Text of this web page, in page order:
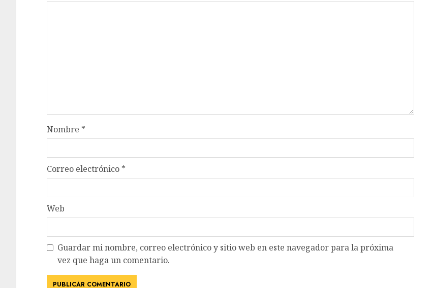
Nombre *
Correo electrónico *
Web
Guardar mi nombre, correo electrónico y sitio web en este navegador para la próxima
vez que haga un comentario.